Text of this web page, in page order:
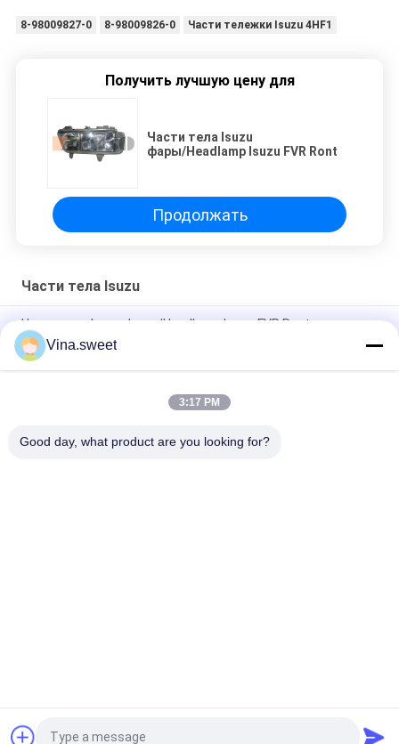
8-98009827-0 8-98009826-0 Части тележки Isuzu 4HF1
Получить лучшую цену для
Части тела Isuzu
фары/Headlamp Isuzu FVR Ront
Продолжать
Части тела Isuzu
Части тела Isuzu фары/Headlamp Isuzu FVR Ront
1-82210259-0 угловая лампа 1-82210260-0 для ISUZU GIGA
CXZ CYZ CYH
Headlamp 8973695701 части тела 8-97369570-1 Isuzu для
Vina.sweet
3:17 PM
Good day, what product are you looking for?